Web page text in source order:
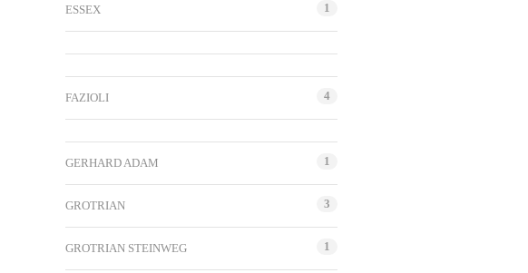
ESSEX 1
FAZIOLI 4
GERHARD ADAM 1
GROTRIAN 3
GROTRIAN STEINWEG 1